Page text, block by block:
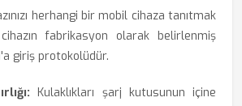
herhangi bir mobil cihaza tanıtmak
fabrikasyon olarak belirlenmiş
giriş protokolüdür.
Kulaklıkları şarj kutusunun içine